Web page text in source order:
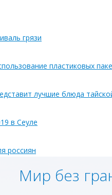
грязи
пластиковых
лучшие блюда
в Сеуле
россиян
Мир без